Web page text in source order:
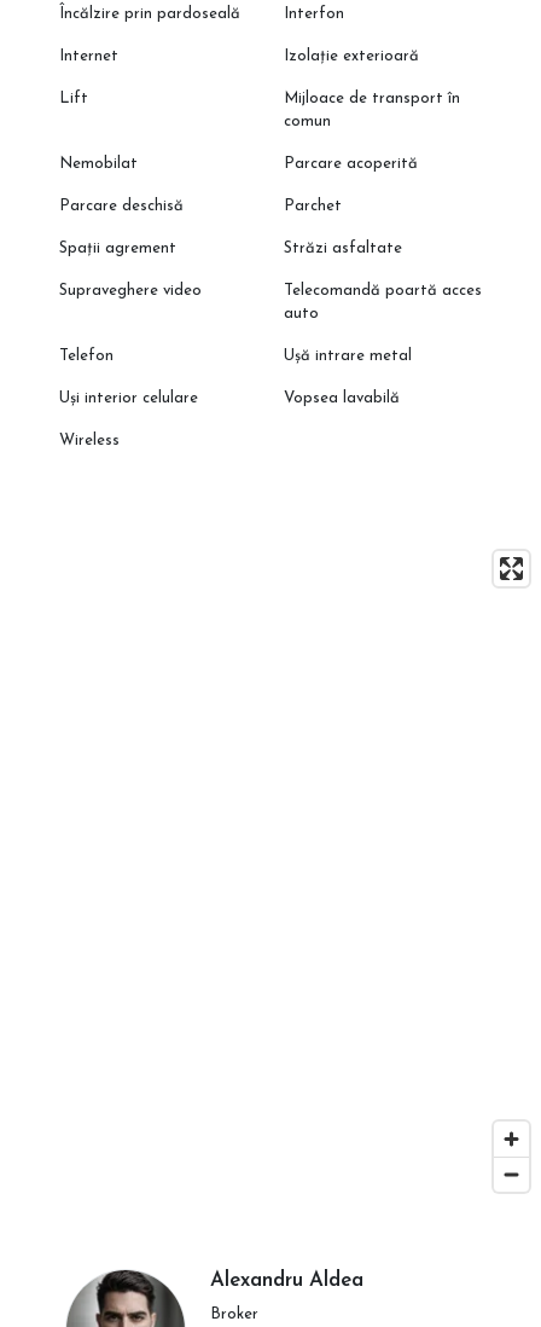
Încălzire prin pardoseală Interfon
Internet Izolație exterioară
Lift
Mijloace de transport în
comun
Nemobilat Parcare acoperită
Parcare deschisă Parchet
Spații agrement Străzi asfaltate
Supraveghere video
Telecomandă poartă acces
auto
Telefon Ușă intrare metal
Uși interior celulare Vopsea lavabilă
Wireless
Alexandru Aldea
Broker